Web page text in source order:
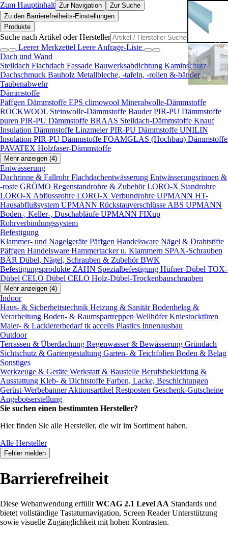
Zum Hauptinhalt Zur Navigation
Zur Suche
Zu den Barrierefreiheits-Einstellungen
Produkte
Suche nach Artikel oder Hersteller
Leerer Merkzettel Leere Anfrage-Liste
Dach und Wand
Steildach Flachdach Fassade Bauwerksabdichtung Kaminschutz
Dachschmuck Bauholz Metallbleche, -tafeln, -rollen &-bänder
Taubenabwehr
Dämmstoffe
Päffgen Dämmstoffe EPS climowool Mineralwolle-Dämmstoffe
ROCKWOOL Steinwolle-Dämmstoffe Bauder PIR-PU Dämmstoffe
puren PIR-PU Dämmstoffe BRAAS Steildach-Dämmstoffe Knauf
Insulation Dämmstoffe Linzmeier PIR-PU Dämmstoffe UNILIN
Insulation PIR-PU Dämmstoffe FOAMGLAS (Hochbau) Dämmstoffe
PAVATEX Holzfaser-Dämmstoffe
Mehr anzeigen (4)
Entwässerung
Dachrinne & FallrohrFlachdachentwässerung Entwässerungsrinnen &
-roste GRÖMO Regenstandrohre & ZubehörLORO-X Standrohre
LORO-X Abflussrohre LORO-X Verbundrohre UPMANN HT-
Hausabflußsystem UPMANN Rückstauverschlüsse ABS UPMANN
Boden-, Keller-, Duschabläufe UPMANN FIXup
Rohrverbindungssystem
Befestigung
Klammer- und Nagelgeräte Päffgen Handelsware Nägel & Drahtstifte
Päffgen Handelsware Hammertacker u. Klammern SPAX-Schrauben
BÄR Dübel, Nägel, Schrauben & ZubehörBWK
Befestigungsprodukte ZAHN Spezialbefestigung Hüfner-Dübel TOX-
Dübel CELO Dübel CELO Holz-Dübel-Trockenbauschrauben
Mehr anzeigen (4)
Indoor
Haus- & Sicherheitstechnik Heizung & SanitärBodenbelag &
Verarbeitung Boden- & Raumspartreppen Wellhöfer Kniestocktüren
Maler- & Lackiererbedarftk accelis Plastics Innenausbau
Outdoor
Terrassen & Überdachung Regenwasser & Bewässerung Gründach
Sichtschutz & Gartengestaltung Garten- & Teichfolien Boden & Belag
Sonstiges
Werkzeuge & Geräte Werkstatt & Baustelle Berufsbekleidung &
Ausstattung Kleb- & Dichtstoffe Farben, Lacke, Beschichtungen
Gerüst-WerbebannerAktionsartikel Restposten Geschenk-Gutscheine
Angebotserstellung
Sie suchen einen bestimmten Hersteller?
Hier finden Sie alle Hersteller, die wir im Sortiment haben.
Alle Hersteller
Fehler melden
Barrierefreiheit
Diese Webanwendung erfüllt WCAG 2.1 Level AA Standards und
bietet vollständige Tastaturnavigation, Screen Reader Unterstützung
sowie visuelle Zugänglichkeit mit hohen Kontrasten.